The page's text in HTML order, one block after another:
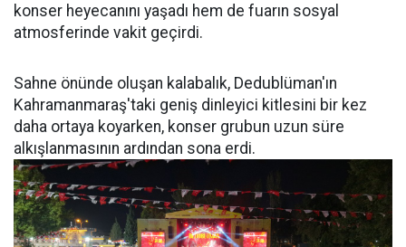
konser heyecanını yaşadı hem de fuarın sosyal
atmosferinde vakit geçirdi.
Sahne önünde oluşan kalabalık, Dedublüman'ın
Kahramanmaraş'taki geniş dinleyici kitlesini bir kez
daha ortaya koyarken, konser grubun uzun süre
alkışlanmasının ardından sona erdi.